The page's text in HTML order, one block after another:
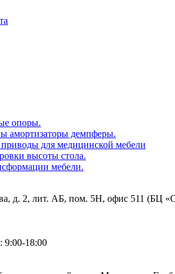
опоры.
амортизаторы демпферы.
приводы для медицинской мебели
высоты стола.
мебели.
д. 2, лит. АБ, пом. 5Н, офис 511 (БЦ
9:00-18:00